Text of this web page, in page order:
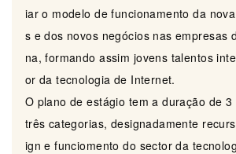
iar o modelo de funcionamento da
s e dos novos negócios nas empresas
na, formando assim jovens talentos
or da tecnologia de Internet.
O plano de estágio tem a duração de
três categorias, designadamente
ign e funciomento do sector da